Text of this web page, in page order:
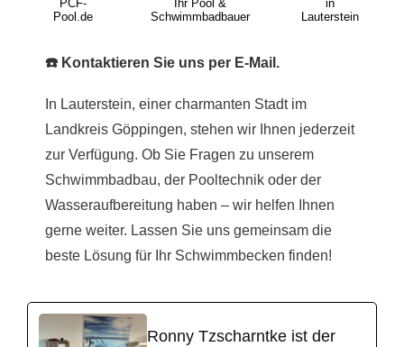
PCF-
Pool.de
Ihr Pool &
Schwimmbadbauer
in
Lauterstein
☎️ Kontaktieren Sie uns per E-Mail.
In Lauterstein, einer charmanten Stadt im
Landkreis Göppingen, stehen wir Ihnen jederzeit
zur Verfügung. Ob Sie Fragen zu unserem
Schwimmbadbau, der Pooltechnik oder der
Wasseraufbereitung haben – wir helfen Ihnen
gerne weiter. Lassen Sie uns gemeinsam die
beste Lösung für Ihr Schwimmbecken finden!
Ronny Tzscharntke ist der